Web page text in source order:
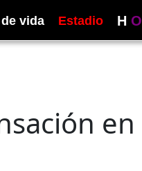
vida Estadio H O
en